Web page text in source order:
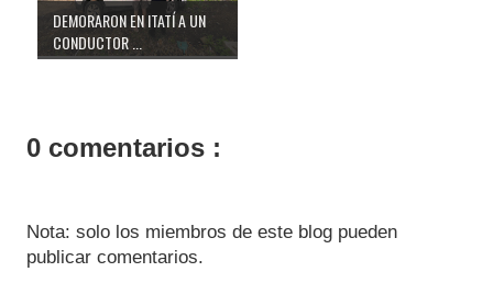
DEMORARON EN ITATÍ A UN
CONDUCTOR ...
0 comentarios :
Nota: solo los miembros de este blog pueden
publicar comentarios.